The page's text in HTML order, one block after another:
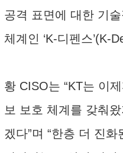
공격 표면에 대한 기
체계인 ‘K-디펜스’(K-
황 CISO는 “KT는 이
보 보호 체계를 갖춰
겠다”며 “한층 더 진